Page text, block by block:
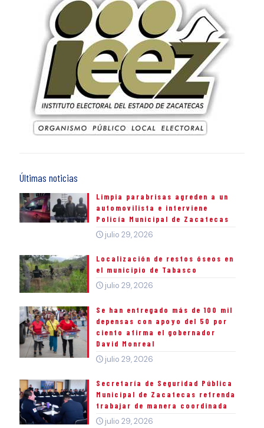
Últimas noticias
Limpia parabrisas agreden a un
automovilista e interviene
Policía Municipal de Zacatecas
julio 29, 2026
Localización de restos óseos en
el municipio de Tabasco
julio 29, 2026
Se han entregado más de 100 mil
depensas con apoyo del 50 por
ciento afirma el gobernador
David Monreal
julio 29, 2026
Secretaría de Seguridad Pública
Municipal de Zacatecas refrenda
trabajar de manera coordinada
julio 29, 2026